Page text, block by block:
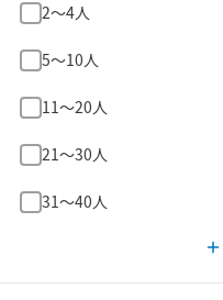
2〜4人
5〜10人
11〜20人
21〜30人
31〜40人